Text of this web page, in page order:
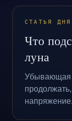
СТАТЬЯ ДНЯ
Что
луна
Убывающая
напряжение.